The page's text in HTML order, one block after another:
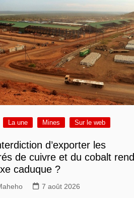
La une Mines Sur le web
d’exporter les
de cuivre et du cobalt
caduque ?
7 août 2026